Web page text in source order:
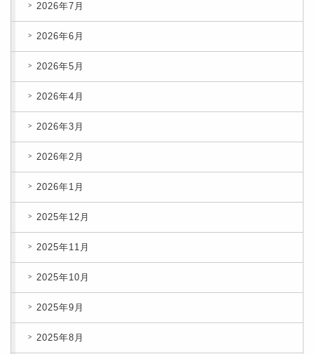
2026年7月
2026年6月
2026年5月
2026年4月
2026年3月
2026年2月
2026年1月
2025年12月
2025年11月
2025年10月
2025年9月
2025年8月